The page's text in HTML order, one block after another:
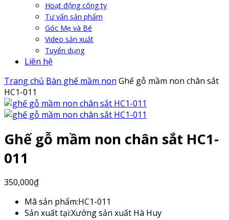
Hoạt động công ty
Tư vấn sản phẩm
Góc Mẹ và Bé
Video sản xuất
Tuyển dụng
Liên hệ
Trang chủ Bàn ghế mầm non Ghế gỗ mầm non chân sắt
HC1-011
Ghế gỗ mầm non chân sắt HC1-
011
350,000₫
Mã sản phẩm:HC1-011
Sản xuất tại:Xưởng sản xuất Hà Huy